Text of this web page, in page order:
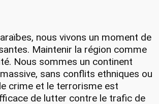
nous vivons un moment de
Maintenir la région comme
Nous sommes un continent
sans conflits ethniques ou
crime et le terrorisme est
de lutter contre le trafic de